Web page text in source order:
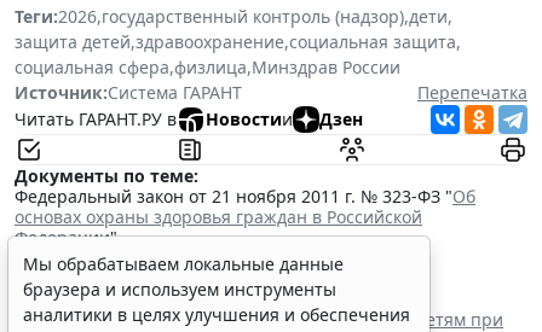
Теги:2026,государственный контроль (надзор),дети,
защита детей,здравоохранение,социальная защита,
социальная сфера,физлица,Минздрав России
Источник:Система ГАРАНТ
Перепечатка
Читать ГАРАНТ.РУ в
Новостии Дзен
Документы по теме:
Федеральный закон от 21 ноября 2011 г. № 323-ФЗ "Об
основах охраны здоровья граждан в Российской
Федерации"
Читайте также:
В РФ утвердили стандарт медпомощи детям при
наследственной тирозинемии 1 типа
Вступил в силу стандарт медицинской помощи детям при
Мы обрабатываем локальные данные
браузера и используем инструменты
аналитики в целях улучшения и обеспечения